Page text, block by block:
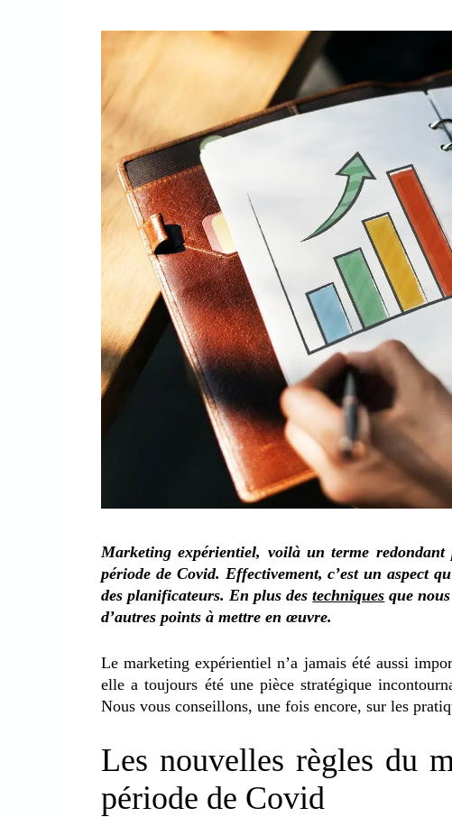
Marketing expérientiel, voilà un terme redondant
période de Covid. Effectivement, c’est un aspect
des planificateurs. En plus destechniques que
d’autres points à mettre en œuvre.
Le marketing expérientiel n’a jamais été aussi
elle a toujours été une pièce stratégique
Nous vous conseillons, une fois encore, sur les
Les nouvelles règles du
période de Covid